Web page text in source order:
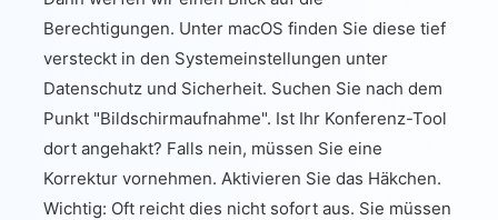
Berechtigungen. Unter macOS finden Sie diese tief
versteckt in den Systemeinstellungen unter
Datenschutz und Sicherheit. Suchen Sie nach dem
Punkt "Bildschirmaufnahme". Ist Ihr Konferenz-Tool
dort angehakt? Falls nein, müssen Sie eine
Korrektur vornehmen. Aktivieren Sie das Häkchen.
Wichtig: Oft reicht dies nicht sofort aus. Sie müssen